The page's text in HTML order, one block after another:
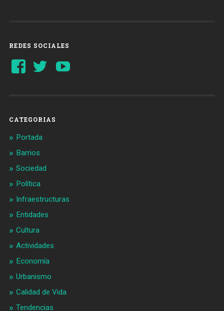
REDES SOCIALES
Ver
perfil
Ver
perfil
CATEGORIAS
Portada
Barrios
Sociedad
Política
Infraestructuras
Entidades
Cultura
Actividades
Economía
Urbanismo
Calidad de Vida
Tendencias